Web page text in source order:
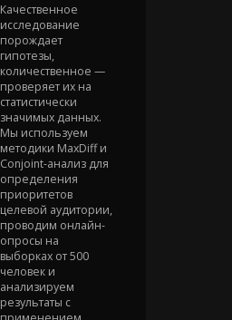
Качественное
исследование
порождает
гипотезы,
количественное —
проверяет их на
статистически
значимых данных.
Мы используем
методики MaxDiff и
Conjoint-анализ для
определения
приоритетов
целевой аудитории,
проводим онлайн-
опросы на
выборках от 500
человек и
анализируем
результаты с